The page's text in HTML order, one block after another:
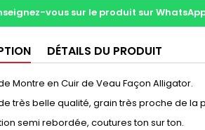
vous sur le produit sur
DÉTAILS DU PRODUIT
Montre en Cuir de Veau Façon Alligator.
très belle qualité, grain très proche de la
semi rebordée, coutures ton sur ton.